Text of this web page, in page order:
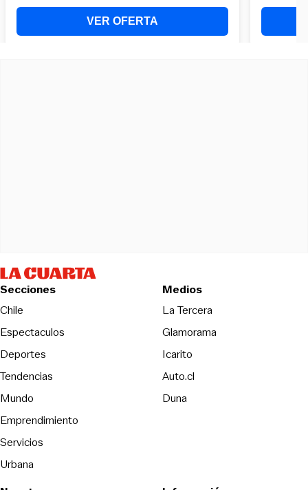
Secciones
Chile
Espectaculos
Deportes
Tendencias
Mundo
Emprendimiento
Servicios
Urbana
Medios
La TerceraOpens in new
Glamorama
Icarito
Auto.cl
DunaOpens in new window